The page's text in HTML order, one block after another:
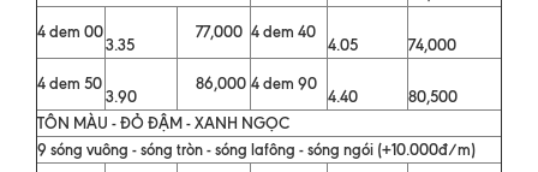
4 dem 00
3.35
77,000 4 dem 40
4.05
74,000
4 dem 50
3.90
86,000 4 dem 90
4.40
80,500
TÔN MÀU - ĐỎ ĐẬM - XANH NGỌC
9 sóng vuông - sóng tròn - sóng lafông - sóng ngói (+10.000đ/m)